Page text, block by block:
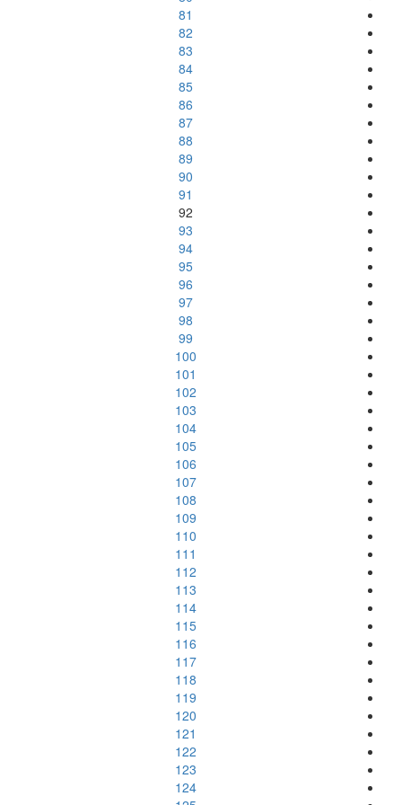
81
82
83
84
85
86
87
88
89
90
91
92
93
94
95
96
97
98
99
100
101
102
103
104
105
106
107
108
109
110
111
112
113
114
115
116
117
118
119
120
121
122
123
124